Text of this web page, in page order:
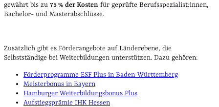
gewährt bis zu 75 % der Kosten für geprüfte Berufsspezialist:innen,
Bachelor- und Masterabschlüsse.
Zusätzlich gibt es Förderangebote auf Länderebene, die
Selbstständige bei Weiterbildungen unterstützen. Dazu gehören:
Förderprogramme ESF Plus in Baden-Württemberg
Meisterbonus in Bayern
Hamburger Weiterbildungsbonus Plus
Aufstiegsprämie IHK Hessen